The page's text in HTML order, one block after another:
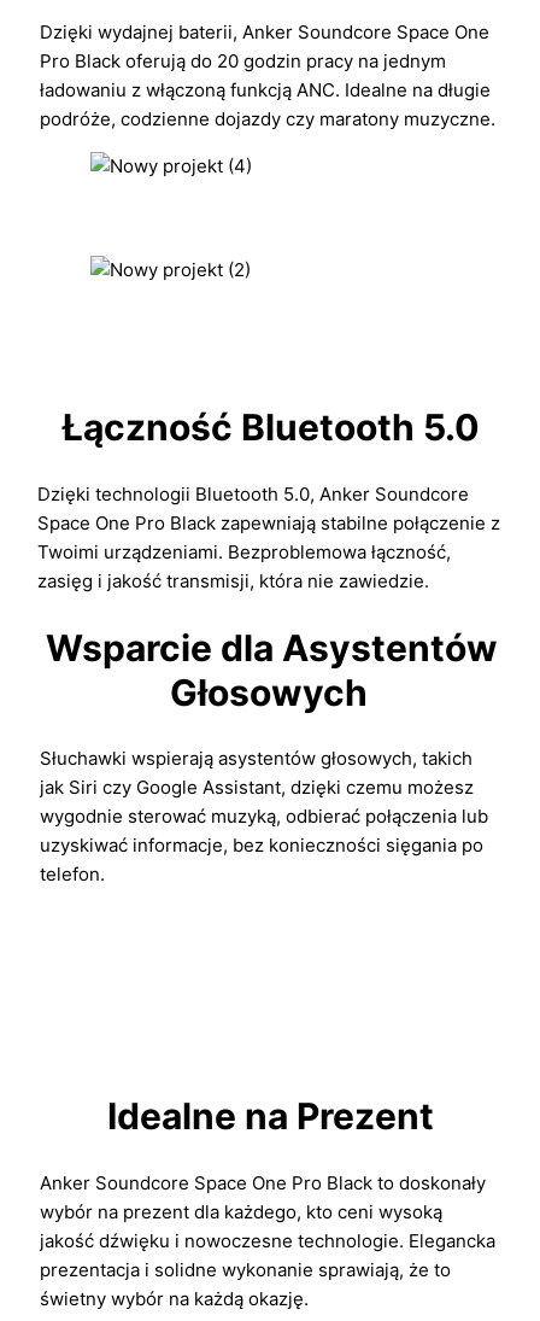
Dzięki wydajnej baterii, Anker Soundcore Space One
Pro Black oferują do 20 godzin pracy na jednym
ładowaniu z włączoną funkcją ANC. Idealne na długie
podróże, codzienne dojazdy czy maratony muzyczne.
Łączność Bluetooth 5.0
Dzięki technologii Bluetooth 5.0, Anker Soundcore
Space One Pro Black zapewniają stabilne połączenie z
Twoimi urządzeniami. Bezproblemowa łączność,
zasięg i jakość transmisji, która nie zawiedzie.
Wsparcie dla Asystentów
Głosowych
Słuchawki wspierają asystentów głosowych, takich
jak Siri czy Google Assistant, dzięki czemu możesz
wygodnie sterować muzyką, odbierać połączenia lub
uzyskiwać informacje, bez konieczności sięgania po
telefon.
Idealne na Prezent
Anker Soundcore Space One Pro Black to doskonały
wybór na prezent dla każdego, kto ceni wysoką
jakość dźwięku i nowoczesne technologie. Elegancka
prezentacja i solidne wykonanie sprawiają, że to
świetny wybór na każdą okazję.